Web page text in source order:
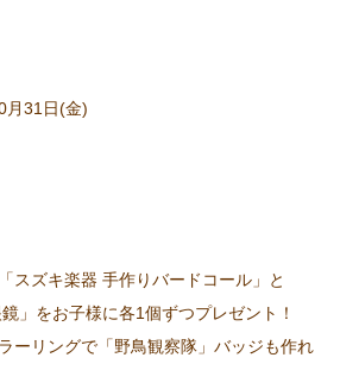
月31日(金)
スズキ楽器 手作りバードコール」と
」をお子様に各1個ずつプレゼント！
ーリングで「野鳥観察隊」バッジも作れ